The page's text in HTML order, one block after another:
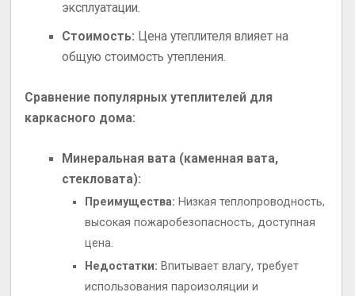
эксплуатации.
Стоимость: Цена утеплителя влияет на
общую стоимость утепления.
Сравнение популярных утеплителей для
каркасного дома:
Минеральная вата (каменная вата,
стекловата):
Преимущества: Низкая теплопроводность,
высокая пожаробезопасность, доступная
цена.
Недостатки: Впитывает влагу, требует
использования пароизоляции и